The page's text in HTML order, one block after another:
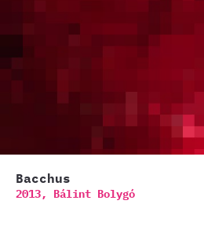
Bacchus
2013, Bálint Bolygó